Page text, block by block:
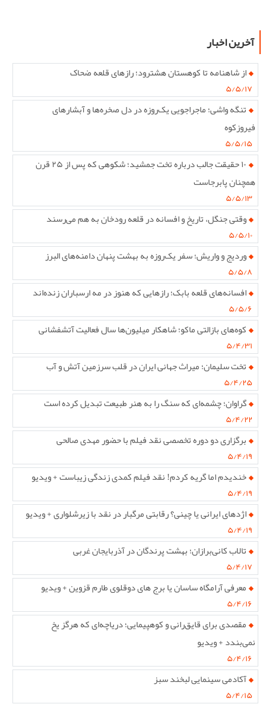
آخرین اخبار
از شاهنامه تا کوهستان هشترود؛ رازهای قلعه ضحاک
۵/۵/۱۷
تنگه واشی؛ ماجراجویی یک‌روزه در دل صخره‌ها و آبشارهای
فیروزکوه
۵/۵/۱۵
۱۰ حقیقت جالب درباره تخت جمشید؛ شکوهی که پس از ۲۵ قرن
همچنان پابرجاست
۵/۵/۱۳
وقتی جنگل، تاریخ و افسانه در قلعه رودخان به هم می‌رسند
۵/۵/۱۰
وردیج و واریش؛ سفر یک‌روزه به بهشت پنهان دامنه‌های البرز
۵/۵/۸
افسانه‌های قلعه بابک؛ رازهایی که هنوز در مه ارسباران زنده‌اند
۵/۵/۶
کوه‌های بازالتی ماکو؛ شاهکار میلیون‌ها سال فعالیت آتشفشانی
۵/۴/۳۱
تخت سلیمان؛ میراث جهانی ایران در قلب سرزمین آتش و آب
۵/۴/۲۵
گراوان؛ چشمه‌ای که سنگ را به هنر طبیعت تبدیل کرده است
۵/۴/۲۲
برگزاری دو دوره تخصصی نقد فیلم با حضور مهدی صالحی
۵/۴/۱۹
خندیدم اما گریه کردم! نقد فیلم کمدی زندگی زیباست + ویدیو
۵/۴/۱۹
اژدهای ایرانی یا چینی؟ رقابتی مرگبار در نقد با زیرشلواری + ویدیو
۵/۴/۱۹
تالاب کانی‌برازان؛ بهشت پرندگان در آذربایجان غربی
۵/۴/۱۷
معرفی آرامگاه ساسان یا برج های دوقلوی طارم قزوین + ویدیو
۵/۴/۱۶
مقصدی برای قایق‌رانی و کوهپیمایی؛ دریاچه‌ای که هرگز یخ
نمی‌بندد + ویدیو
۵/۴/۱۶
آکادمی سینمایی لبخند سبز
۵/۴/۱۵